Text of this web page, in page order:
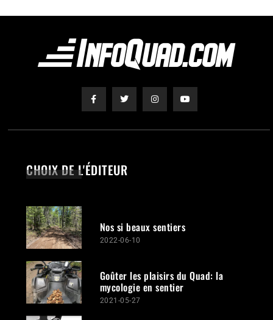
CHOIX DE L'ÉDITEUR
Nos si beaux sentiers
2022-06-10
Goûter les plaisirs du Quad: la
mycologie en sentier
2021-05-27